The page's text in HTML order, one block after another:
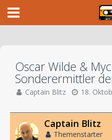
Oscar Wilde &
Sonderermittler
Captain Blitz 18.
Captain Blitz
Themenstarter